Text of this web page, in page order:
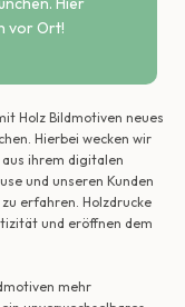
vor Ort!
Holz Bildmotiven neues
Hierbei wecken wir
aus ihrem digitalen
und unseren Kunden
erfahren. Holzdrucke
und eröffnen dem
mehr